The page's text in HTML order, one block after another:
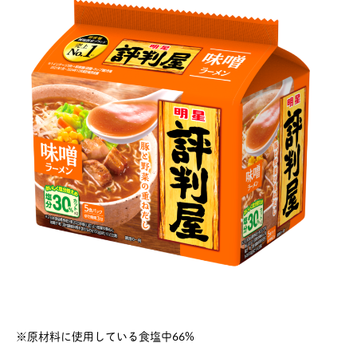
※原材料に使用している食塩中66%